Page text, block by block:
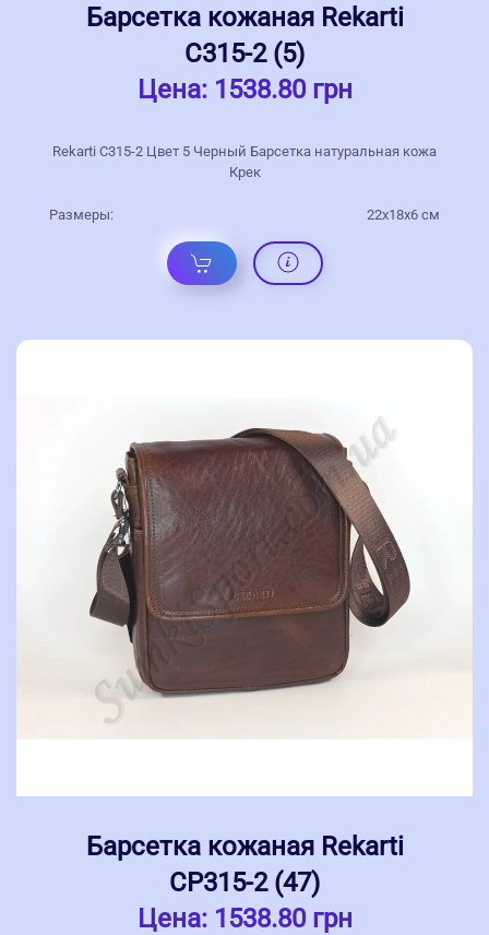
Барсетка кожаная Rekarti
С315-2 (5)
Цена: 1538.80 грн
Rekarti С315-2 Цвет 5 Черный Барсетка натуральная кожа
Крек
Размеры: 22х18х6 см
Барсетка кожаная Rekarti
СР315-2 (47)
Цена: 1538.80 грн